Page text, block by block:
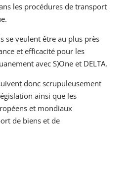
les procédures de transport
se veulent être au plus près
et efficacité pour les
avec S)One et DELTA.
donc scrupuleusement
ainsi que les
et mondiaux
de biens et de